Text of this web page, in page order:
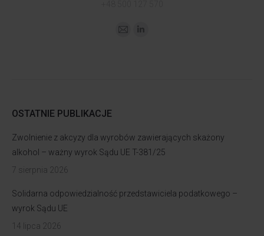
OSTATNIE PUBLIKACJE
Zwolnienie z akcyzy dla wyrobów zawierających skażony
alkohol – ważny wyrok Sądu UE T-381/25
7 sierpnia 2026
Solidarna odpowiedzialność przedstawiciela podatkowego –
wyrok Sądu UE
14 lipca 2026